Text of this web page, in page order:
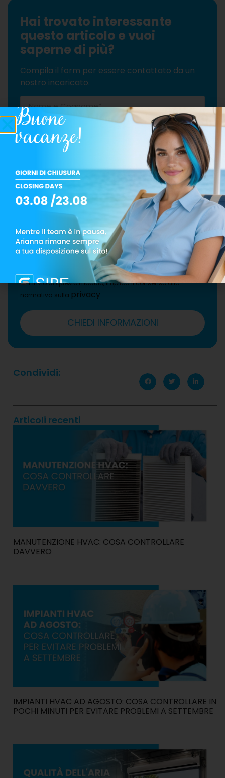
Hai trovato interessante
questo articolo e vuoi
saperne di più?
Compila il form per essere contattato da un
nostro incaricato.
Manutentore
Tecnico
Grossista Privato Altro
L'invio di questo modulo, implica il consenso alla
normativa sulla privacy.
CHIEDI INFORMAZIONI
Condividi:
Articoli recenti
MANUTENZIONE HVAC: COSA CONTROLLARE
DAVVERO
IMPIANTI HVAC AD AGOSTO: COSA CONTROLLARE IN
POCHI MINUTI PER EVITARE PROBLEMI A SETTEMBRE